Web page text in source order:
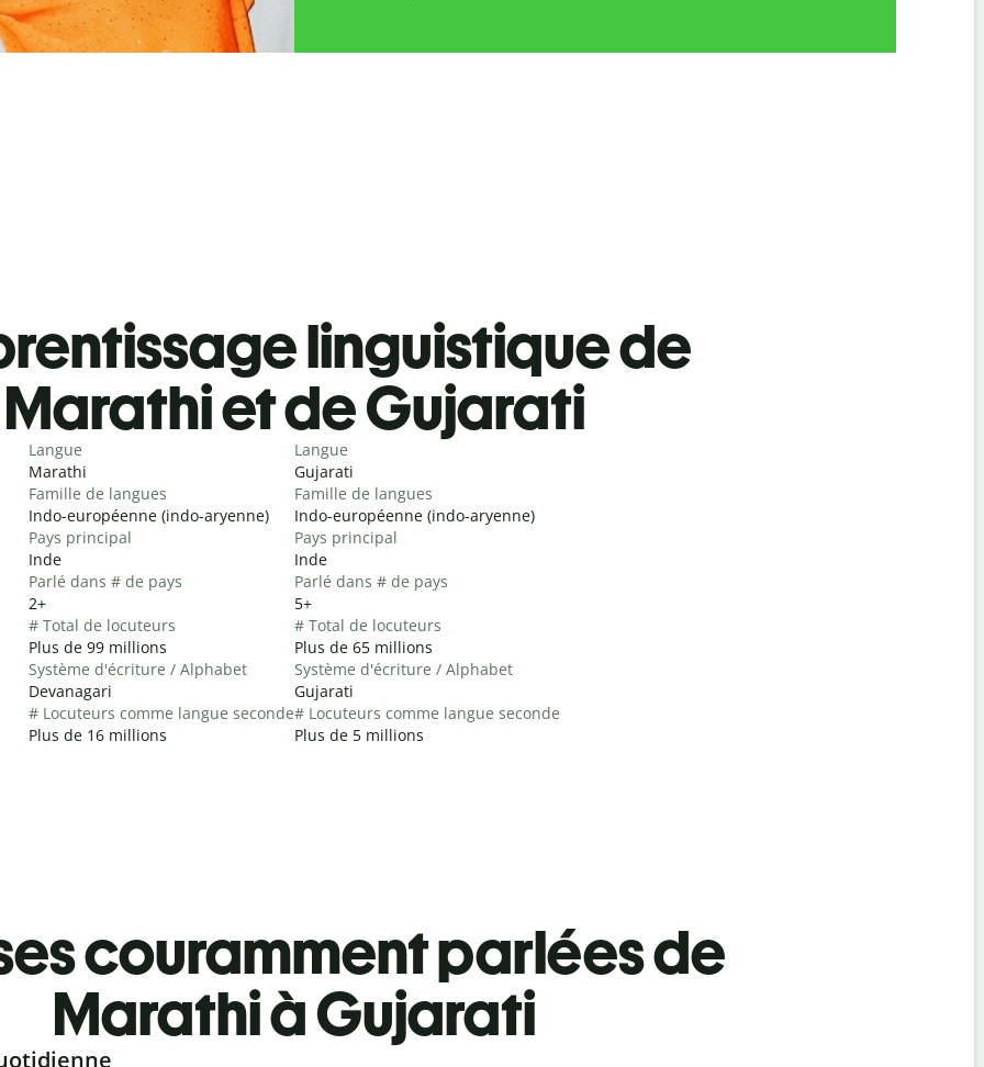
linguistique de
Marathi et de Gujarati
Langue
Marathi
Famille de langues
Indo-européenne (indo-aryenne)
Pays principal
Inde
Parlé dans # de pays
2+
# Total de locuteurs
Plus de 99 millions
Système d'écriture / Alphabet
Devanagari
# Locuteurs comme langue seconde
Plus de 16 millions
Langue
Gujarati
Famille de langues
Indo-européenne (indo-aryenne)
Pays principal
Inde
Parlé dans # de pays
5+
# Total de locuteurs
Plus de 65 millions
Système d'écriture / Alphabet
Gujarati
# Locuteurs comme langue seconde
Plus de 5 millions
couramment parlées de
Marathi à Gujarati